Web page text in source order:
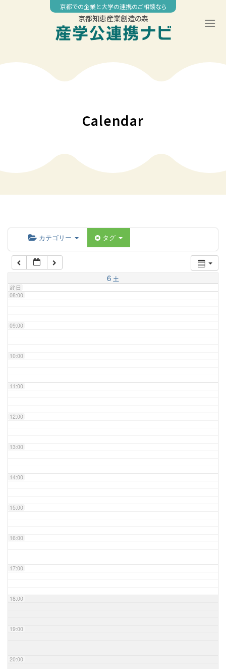
京都での企業と大学の連携のご相談なら
京都知恵産業創造の森
Calendar
カテゴリー タグ
6 土
終日
04:00
07:00
08:00
09:00
10:00
11:00
12:00
13:00
14:00
15:00
16:00
17:00
18:00
19:00
20:00